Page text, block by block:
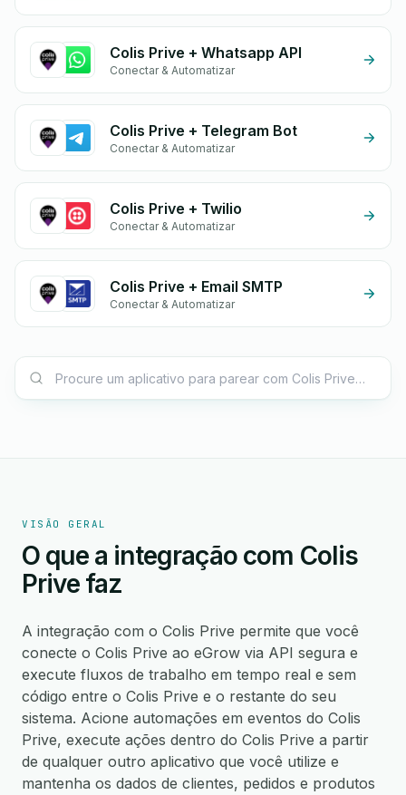
Colis Prive + Whatsapp API
Conectar & Automatizar
Colis Prive + Telegram Bot
Conectar & Automatizar
Colis Prive + Twilio
Conectar & Automatizar
Colis Prive + Email SMTP
Conectar & Automatizar
VISÃO GERAL
O que a integração com Colis
Prive faz
A integração com o Colis Prive permite que você
conecte o Colis Prive ao eGrow via API segura e
execute fluxos de trabalho em tempo real e sem
código entre o Colis Prive e o restante do seu
sistema. Acione automações em eventos do Colis
Prive, execute ações dentro do Colis Prive a partir
de qualquer outro aplicativo que você utilize e
mantenha os dados de clientes, pedidos e produtos